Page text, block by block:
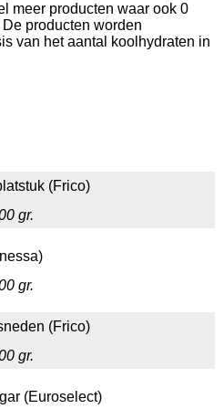
meer producten waar ook 0
producten worden
van het aantal koolhydraten in
(Frico)
gr.
gr.
(Frico)
gr.
(Euroselect)